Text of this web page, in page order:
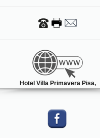
Hotel Villa Primavera Pisa,